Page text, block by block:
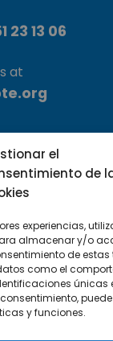
el
de
experiencias,
almacenar y/o
de
como el
únicas
y funciones.
23 13 06
at
35
to our